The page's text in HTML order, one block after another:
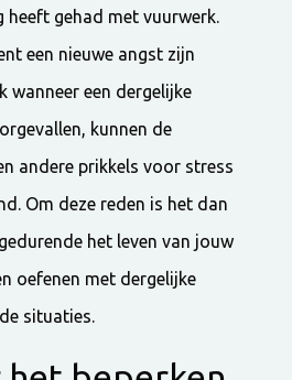
heeft gehad met vuurwerk.
een nieuwe angst zijn
wanneer een dergelijke
kunnen de
andere prikkels voor stress
Om deze reden is het dan
het leven van jouw
oefenen met dergelijke
situaties.